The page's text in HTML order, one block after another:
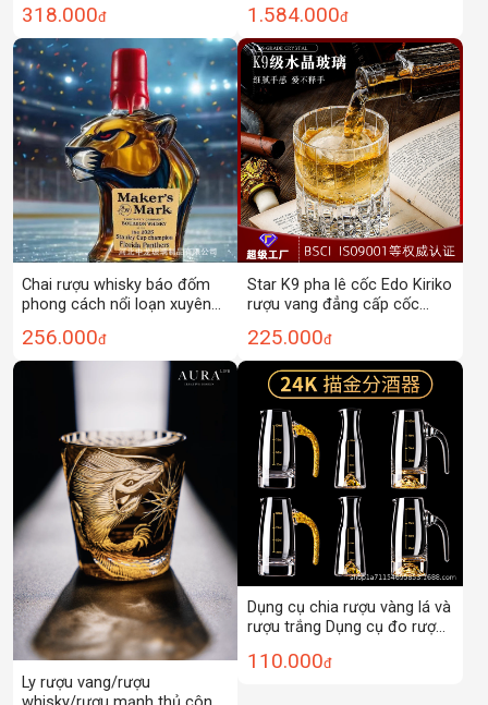
giá đựng rượu gia dụng
318.000đ
cao cấp, bộ rượu vang, bình
rót rượu, rượu vang đỏ, ly
rượu vang đỏ.
1.584.000đ
Chai rượu whisky báo đốm
phong cách nổi loạn xuyên
256.000đ
Star K9 pha lê cốc Edo Kiriko
rượu vang đẳng cấp cốc
handmade cốc quà tặng cốc
quà tặng
225.000đ
Ly rượu vang/rượu
Dụng cụ chia rượu vàng lá và
rượu trắng Dụng cụ đo rượu
gia dụng Bình Đựng Rượu
110.000đ